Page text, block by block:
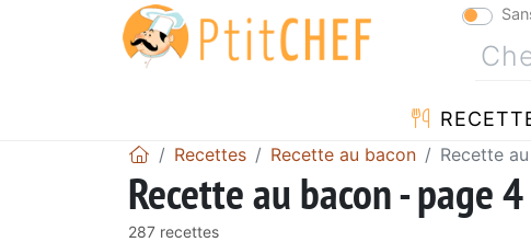
Recettes Recette au bacon Recette
Recette au bacon - page 4
287 recettes